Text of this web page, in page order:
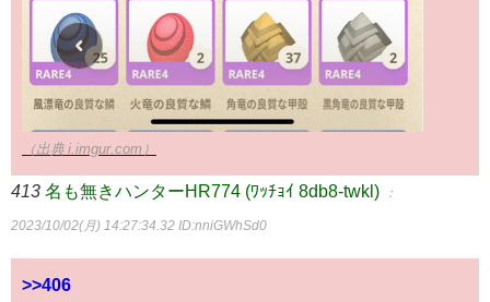
（出典 i.imgur.com）
413 名も無きハンターHR774 (ﾜｯﾁｮｲ 8db8-twkl) ：
2023/10/02(月) 14:27:34.32 ID:nniGWhSd0
>>406